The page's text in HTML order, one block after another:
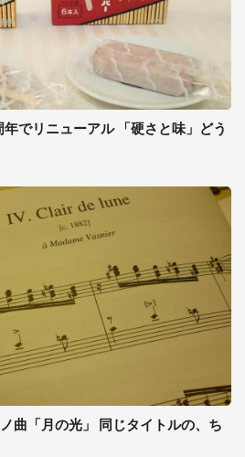
でリニューアル 「硬さと味」どう
曲「月の光」 同じタイトルの、ち